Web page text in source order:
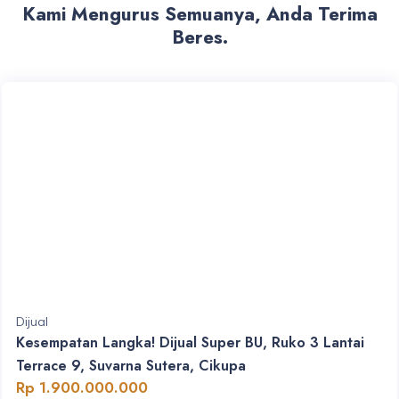
Kami Mengurus Semuanya, Anda Terima
Beres.
Dijual
Kesempatan Langka! Dijual Super BU, Ruko 3 Lantai
Terrace 9, Suvarna Sutera, Cikupa
Rp 1.900.000.000